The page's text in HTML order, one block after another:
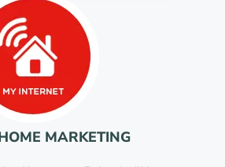
MARKETING